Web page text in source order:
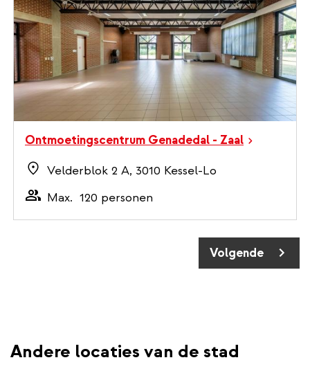
Ontmoetingscentrum Genadedal - Zaal
Velderblok 2 A, 3010 Kessel-Lo
Max. 120 personen
Volgende pagina
Volgende
Andere locaties van de stad